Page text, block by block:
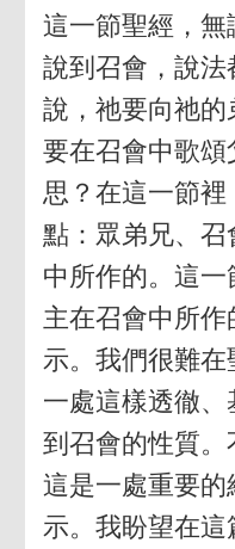
這一節聖經，
說到召會，說
說，祂要向祂的
要在召會中歌
思？在這一節
點：眾弟兄、
中所作的。這一
主在召會中所
示。我們很難在
一處這樣透徹
到召會的性質。
這是一處重要
示。我盼望在